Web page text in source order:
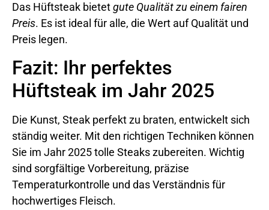
Das Hüftsteak bietetgute Qualität zu einem fairen
Preis. Es ist ideal für alle, die Wert auf Qualität und
Preis legen.
Fazit: Ihr perfektes
Hüftsteak im Jahr 2025
Die Kunst, Steak perfekt zu braten, entwickelt sich
ständig weiter. Mit den richtigen Techniken können
Sie im Jahr 2025 tolle Steaks zubereiten. Wichtig
sind sorgfältige Vorbereitung, präzise
Temperaturkontrolle und das Verständnis für
hochwertiges Fleisch.